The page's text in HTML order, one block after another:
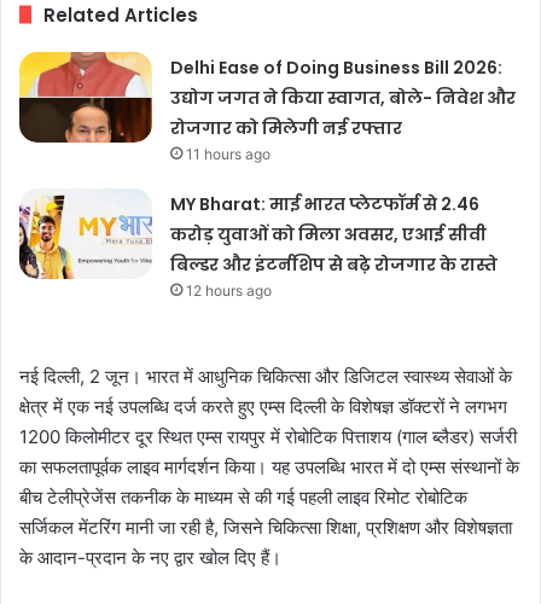
Related Articles
Delhi Ease of Doing Business Bill 2026:
उद्योग जगत ने किया स्वागत, बोले- निवेश और
रोजगार को मिलेगी नई रफ्तार
11 hours ago
MY Bharat: माई भारत प्लेटफॉर्म से 2.46
करोड़ युवाओं को मिला अवसर, एआई सीवी
बिल्डर और इंटर्नशिप से बढ़े रोजगार के रास्ते
12 hours ago
नई दिल्ली, 2 जून। भारत में आधुनिक चिकित्सा और डिजिटल स्वास्थ्य सेवाओं के
क्षेत्र में एक नई उपलब्धि दर्ज करते हुए एम्स दिल्ली के विशेषज्ञ डॉक्टरों ने लगभग
1200 किलोमीटर दूर स्थित एम्स रायपुर में रोबोटिक पित्ताशय (गाल ब्लैडर) सर्जरी
का सफलतापूर्वक लाइव मार्गदर्शन किया। यह उपलब्धि भारत में दो एम्स संस्थानों के
बीच टेलीप्रेजेंस तकनीक के माध्यम से की गई पहली लाइव रिमोट रोबोटिक
सर्जिकल मेंटरिंग मानी जा रही है, जिसने चिकित्सा शिक्षा, प्रशिक्षण और विशेषज्ञता
के आदान-प्रदान के नए द्वार खोल दिए हैं।